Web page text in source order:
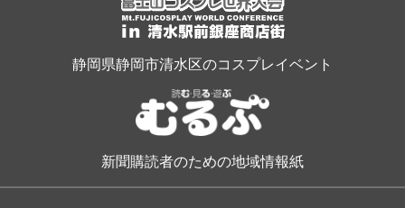
静岡県静岡市清水区のコスプレイベント
新聞購読者のための地域情報紙